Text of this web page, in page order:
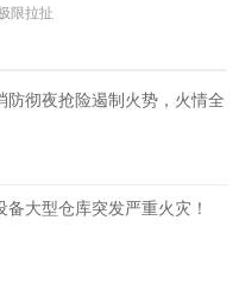
限拉扯
彻夜抢险遏制火势，火情全
大型仓库突发严重火灾！